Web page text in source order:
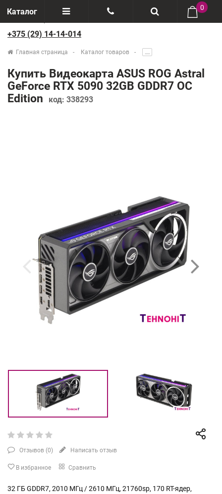
Каталог
Отзывы
Производители
Возврат товаров
+375(29) 888-44-44
0
+375 (29) 14-14-014
Главная страница Каталог товаров .....
Купить Видеокарта ASUS ROG Astral
GeForce RTX 5090 32GB GDDR7 OC
Edition
код: 338293
Отзывов (0) Написать отзыв
В избранное Сравнить
32 ГБ GDDR7, 2010 МГц / 2610 МГц, 21760sp, 170 RT-ядер,